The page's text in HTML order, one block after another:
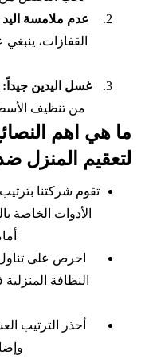
عدم ملامسة اليد
القفازات،
غسل اليدين جيداً:
من تنظيف
ما هي اهم
لتعقيم المنزل
تقوم شركتنا
الأدوات الخاصة
احرص على
النظافة
أحذر الترتيب